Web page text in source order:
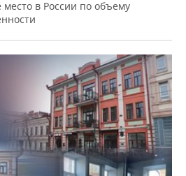
место в России по объему